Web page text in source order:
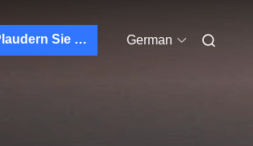
Plaudern Sie Jetzt German